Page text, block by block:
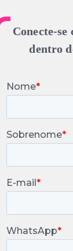
Conecte-
dentro